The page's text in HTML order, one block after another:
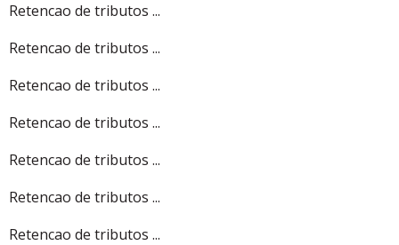
Retencao de tributos ...
Retencao de tributos ...
Retencao de tributos ...
Retencao de tributos ...
Retencao de tributos ...
Retencao de tributos ...
Retencao de tributos ...